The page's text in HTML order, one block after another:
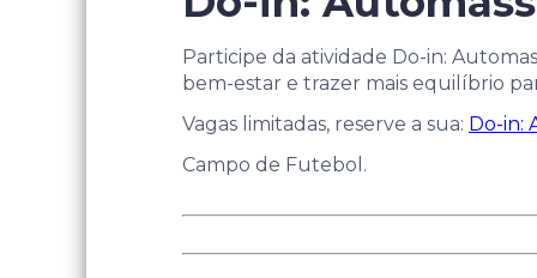
Participe da atividade Do-in:
bem-estar e trazer mais equilíbrio
Vagas limitadas, reserve a sua: Do-in:
Campo de Futebol.